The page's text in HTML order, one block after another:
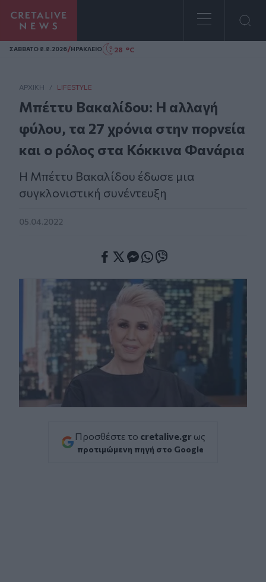
Homepage
ΣAΒΒΑΤΟ 8.8.2026/ΗΡΑΚΛΕΙΟ 28 °C
ΑΡΧΙΚΗ / LIFESTYLE
Μπέττυ Βακαλίδου: Η αλλαγή
φύλου, τα 27 χρόνια στην πορνεία
και ο ρόλος στα Κόκκινα Φανάρια
Η Μπέττυ Βακαλίδου έδωσε μια
συγκλονιστική συνέντευξη
05.04.2022
Προσθέστε το cretalive.gr ως
προτιμώμενη πηγή στο Google